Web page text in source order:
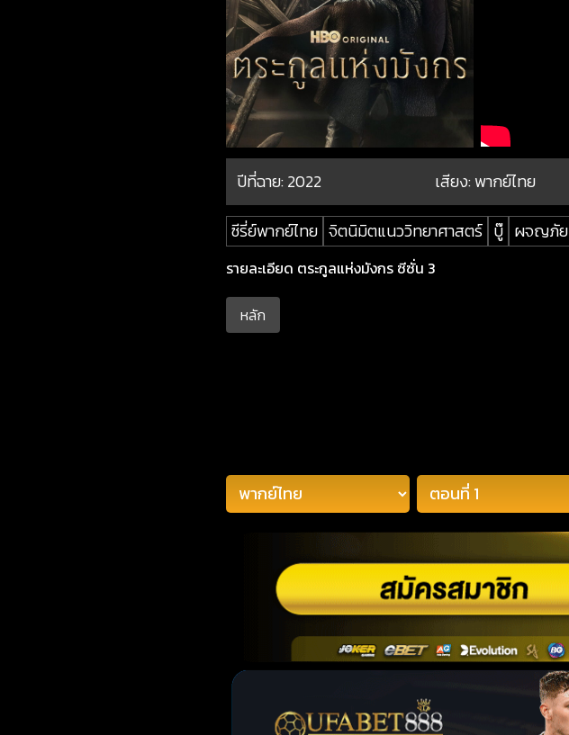
ปีที่ฉาย:2022 เสียง: พากย์ไทย
ซีรี่ย์พากย์ไทย จิตนิมิตแนววิทยาศาสตร์ บู๊ ผจญภัย
รายละเอียด ตระกูลแห่งมังกร ซีซั่น 3
หลัก